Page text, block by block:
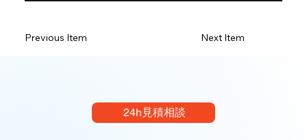
Next Item
Previous Item
24h見積相談